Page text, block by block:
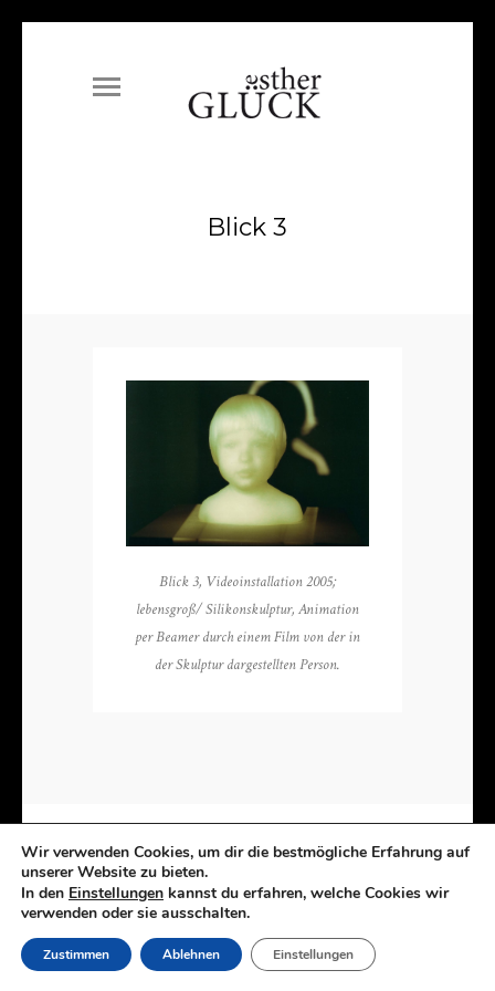
Blick 3
Blick 3, Videoinstallation 2005;
lebensgroß/ Silikonskulptur, Animation
per Beamer durch einem Film von der in
der Skulptur dargestellten Person.
Kunst | Installationen | Zeichnungen | Objekte
Copyright 2023 Esther Glück | Umsetzung RW Grafik
Wir verwenden Cookies, um dir die bestmögliche Erfahrung auf
unserer Website zu bieten.
In den Einstellungen kannst du erfahren, welche Cookies wir
verwenden oder sie ausschalten.
Zustimmen Ablehnen Einstellungen